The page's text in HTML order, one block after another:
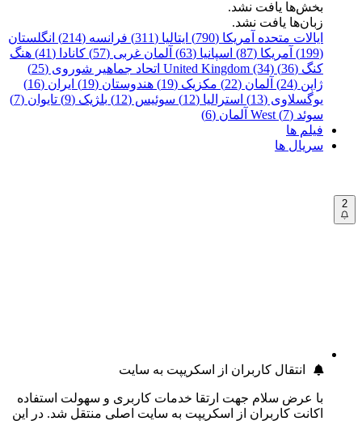
بخش‌ها یافت نشد.
زبان‌ها یافت نشد.
ایالات متحده آمریکا (790)
ایتالیا (311) فرانسه (214)
انگلستان
(199)
آمریکا (87) اسپانیا (63) آلمان غربی (57) کانادا (41)
هنگ
کنگ (36)
United Kingdom (34) اتحاد جماهیر شوروی (25)
ژاپن (24)
آلمان (22) مکزیک (19) هندوستان (19)
ایران (16)
یوگسلاوی (13)
استرالیا (12) سوئیس (12) بلژیک (9)
تایوان (7)
سوئد (7)
West آلمان (6)
فیلم ها
سریال ها
2
انتقال کاربران از اسکریپت به سایت
با عرض سلام جهت ارتقا خدمات کاربری و سهولت استفاده
اکانت کاربران از اسکریپت به سایت اصلی منتقل شد. در این